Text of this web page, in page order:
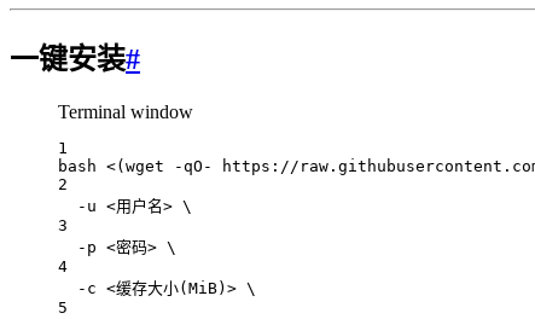
一键安装#
Terminal window
1
bash <( wget -qO- https://
2
-u <用户名> \
3
-p <密码> \
4
-c <缓存大小( MiB) > \
5